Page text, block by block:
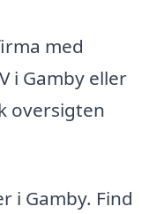
med
i Gamby eller
oversigten
i Gamby. Find